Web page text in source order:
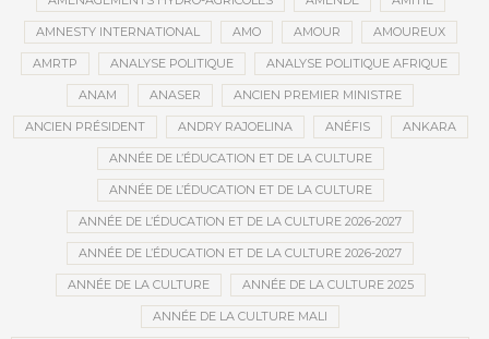
AMNESTY INTERNATIONAL AMO AMOUR AMOUREUX
AMRTP ANALYSE POLITIQUE ANALYSE POLITIQUE AFRIQUE
ANAM ANASER ANCIEN PREMIER MINISTRE
ANCIEN PRÉSIDENT ANDRY RAJOELINA ANÉFIS ANKARA
ANNÉE DE L’ÉDUCATION ET DE LA CULTURE
ANNÉE DE L’ÉDUCATION ET DE LA CULTURE
ANNÉE DE L’ÉDUCATION ET DE LA CULTURE 2026-2027
ANNÉE DE L’ÉDUCATION ET DE LA CULTURE 2026-2027
ANNÉE DE LA CULTURE ANNÉE DE LA CULTURE 2025
ANNÉE DE LA CULTURE MALI